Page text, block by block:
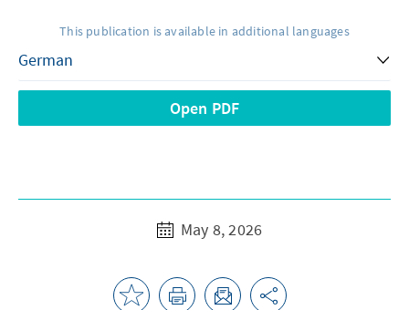
This publication is available in additional languages
Open PDF
May 8, 2026